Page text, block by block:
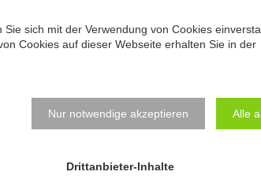
sich mit der Verwendung von Cookies
Cookies auf dieser Webseite erhalten Sie in der
Nur notwendige akzeptieren Alle
Drittanbieter-Inhalte